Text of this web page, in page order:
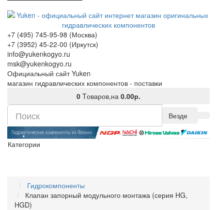
+7 (495) 745-95-98 (Москва)
+7 (3952) 45-22-00 (Иркутск)
info@yukenkogyo.ru
msk@yukenkogyo.ru
Официальный сайт Yuken
магазин гидравлических компонентов - поставки
0 Tоваров,на 0.00р.
Везде
Категории
Гидрокомпоненты
Клапан запорный модульного монтажа (серия HG,
HGD)